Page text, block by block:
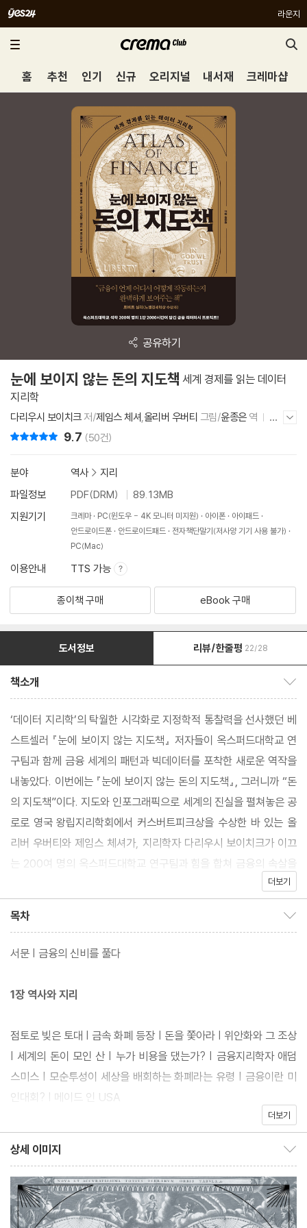
라운지
홈 추천 인기 신규 오리지널 내서재 크레마샵
공유하기
눈에 보이지 않는 돈의 지도책 세계 경제를 읽는 데이터
지리학
다리우시 보이치크저/제임스 체셔 올리버 우버티 그림/윤종은역
윌
북(willbook)
2025년 1월 3일
9.7 (50건)
분야 역사> 지리
파일정보
PDF(DRM)
89.13MB
지원기기
크레마 PC(윈도우 - 4K 모니터 미지원) 아이폰
아이패드
안드로이드폰
안드로이드패드
전자책단말기(저사양 기기 사용 불가)
PC(Mac)
이용안내 TTS 가능
종이책 구매 eBook 구매
도서정보 리뷰/한줄평 22/28
책소개
‘데이터 지리학’의 탁월한 시각화로 지정학적 통찰력을 선사했던 베
스트셀러 『눈에 보이지 않는 지도책』 저자들이 옥스퍼드대학교 연
구팀과 함께 금융 세계의 패턴과 빅데이터를 포착한 새로운 역작을
내놓았다. 이번에는 『눈에 보이지 않는 돈의 지도책』, 그러니까 “돈
의 지도책”이다. 지도와 인포그래픽으로 세계의 진실을 펼쳐놓은 공
로로 영국 왕립지리학회에서 커스버트피크상을 수상한 바 있는 올
리버 우버티와 제임스 체셔가, 지리학자 다리우시 보이치크가 이끄
는 200여 명의 옥스퍼드대학교 연구팀과 힘을 합쳐 금융의 속살을
의 점토판에서 시작한 화폐의 시발점부터, 보험업의 탄생, 조세회피
및 변동성, 게임스톱 주가 폭등 사건 등 금융의 역사를 추적하며 세
계 경제의 진실을 밝힌다. 금융의 역사와 자본의 본질을 심층적으로
분석하고, 이를 지도와 인포그래픽으로 시각화해 독자에게 거시 경
제의 흐름을 읽는 새로운 통찰을 제공한다.
더보기
목차
서문 | 금융의 신비를 풀다
1장 역사와 지리
점토로 빚은 토대 | 금속 화폐 등장 | 돈을 쫓아라 | 위안화와 그 조상
| 세계의 돈이 모인 산 | 누가 비용을 댔는가? | 금융지리학자 애덤
스미스 | 모순투성이 세상을 배회하는 화폐라는 유령 | 금융이란 미
인대회? | 메이드 인 USA
한눈에 읽는 시장 | 변하지 않는 통화 | 리스크도 꿰내면 보배 | 붐 타
운 | 인프라 모노폴리 | 소수의 전유물 | 선수팔이의 경제학 | 이주하
는 돈 | 한결같은 패턴 | 월가에 한 방을
더보기
상세 이미지